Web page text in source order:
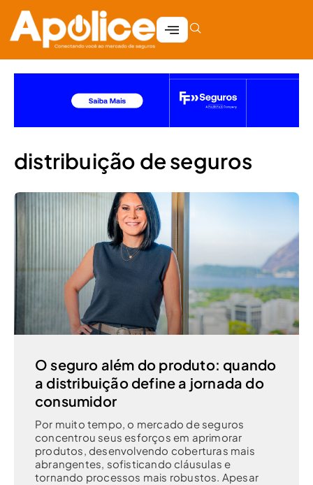
distribuição de seguros
O seguro além do produto: quando
a distribuição define a jornada do
consumidor
Por muito tempo, o mercado de seguros
concentrou seus esforços em aprimorar
produtos, desenvolvendo coberturas mais
abrangentes, sofisticando cláusulas e
tornando processos mais robustos. Apesar